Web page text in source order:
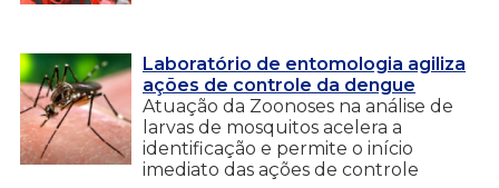
Laboratório de entomologia agiliza
ações de controle da dengue
Atuação da Zoonoses na análise de
larvas de mosquitos acelera a
identificação e permite o início
imediato das ações de controle